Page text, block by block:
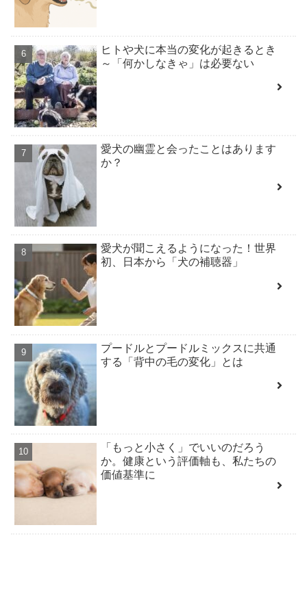
ヒトや犬に本当の変化が起きるとき
～「何かしなきゃ」は必要ない
愛犬の幽霊と会ったことはあります
か？
愛犬が聞こえるようになった！世界
初、日本から「犬の補聴器」
プードルとプードルミックスに共通
する「背中の毛の変化」とは
「もっと小さく」でいいのだろう
か。健康という評価軸も、私たちの
価値基準に